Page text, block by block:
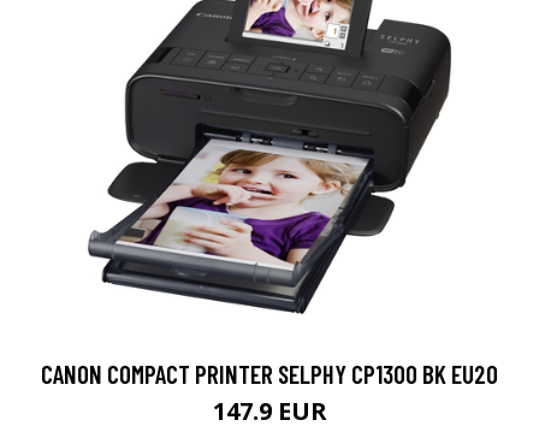
CANON COMPACT PRINTER SELPHY CP1300 BK EU20
147.9 EUR